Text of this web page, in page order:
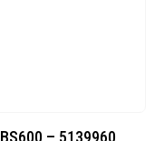
BS600 – 5139960